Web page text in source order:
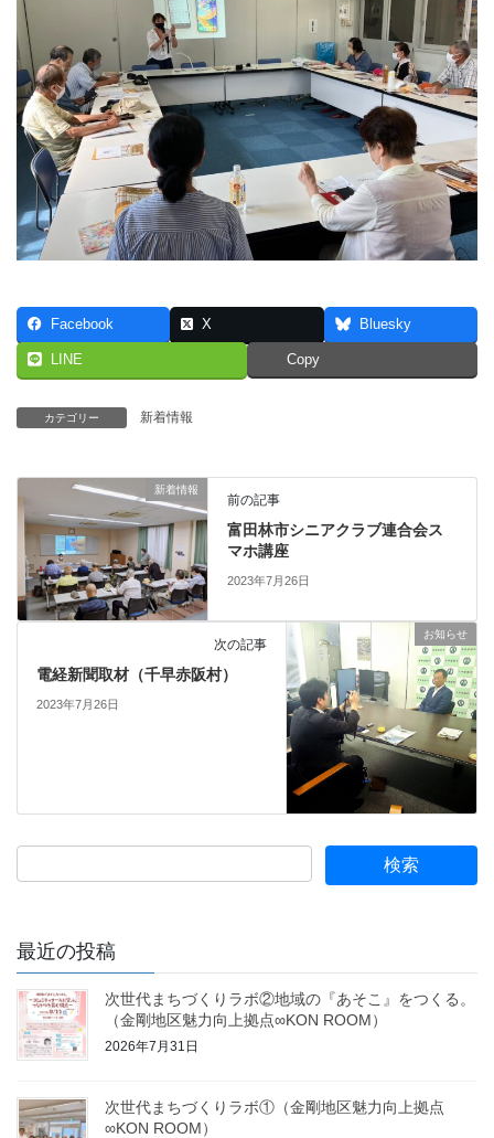
Facebook X Bluesky
LINE Copy
カテゴリー 新着情報
新着情報
前の記事
富田林市シニアクラブ連合会ス
マホ講座
2023年7月26日
お知らせ
次の記事
電経新聞取材（千早赤阪村）
2023年7月26日
最近の投稿
次世代まちづくりラボ②地域の『あそこ』をつくる。
（金剛地区魅力向上拠点∞KON ROOM）
2026年7月31日
次世代まちづくりラボ①（金剛地区魅力向上拠点
∞KON ROOM）